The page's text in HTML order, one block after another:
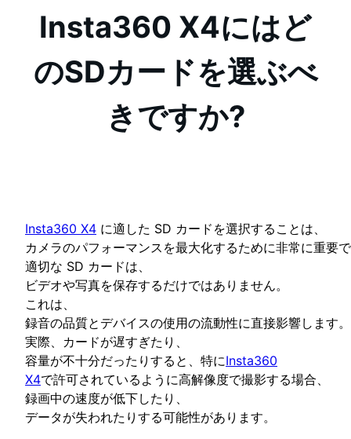
Insta360 X4にはど
のSDカードを選ぶべ
きですか?
Insta360 X4 に適した SD カードを選択することは、
カメラのパフォーマンスを最大化するために非常に重要
適切な SD カードは、
ビデオや写真を保存するだけではありません。
これは、
録音の品質とデバイスの使用の流動性に直接影響します。
実際、カードが遅すぎたり、
容量が不十分だったりすると、特にInsta360
X4で許可されているように高解像度で撮影する場合、
録画中の速度が低下したり、
データが失われたりする可能性があります。